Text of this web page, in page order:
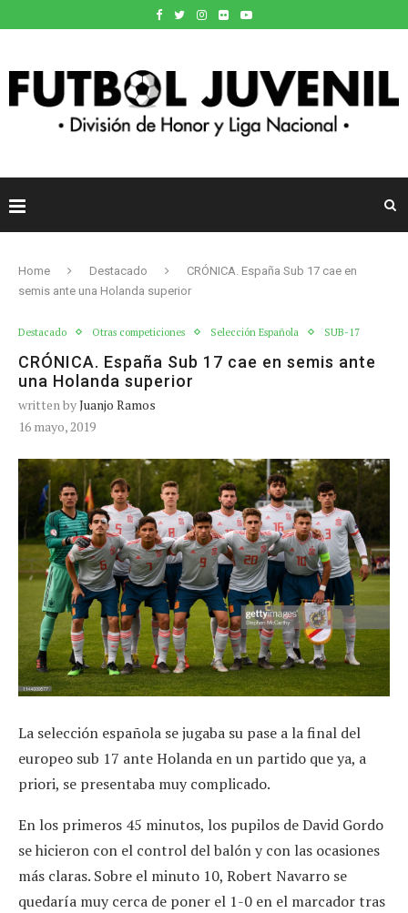
Home Destacado
CRÓNICA. España Sub 17 cae en
semis ante una Holanda superior
Destacado Otras competiciones Selección Española SUB-17
CRÓNICA. España Sub 17 cae en semis ante
una Holanda superior
written byJuanjo Ramos
16 mayo, 2019
La selección española se jugaba su pase a la final del
europeo sub 17 ante Holanda en un partido que ya, a
priori, se presentaba muy complicado.
En los primeros 45 minutos, los pupilos de David Gordo
se hicieron con el control del balón y con las ocasiones
más claras. Sobre el minuto 10, Robert Navarro se
quedaría muy cerca de poner el 1-0 en el marcador tras